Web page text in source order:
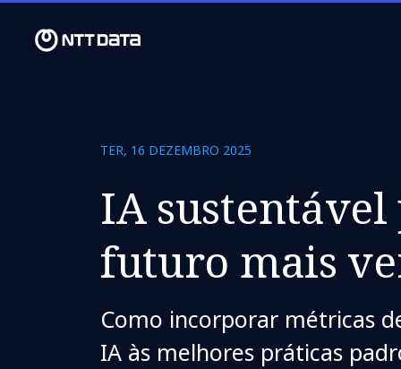
TER, 16 DEZEMBRO 2025
IA
futuro mais
Como incorporar métricas
IA às melhores práticas